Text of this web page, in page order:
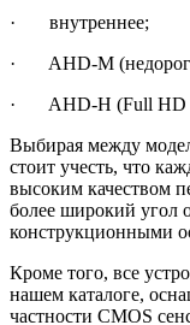
· внутреннее;
· AHD-M
· AHD-H (Full HD с
Выбирая между
стоит учесть, что
высоким качеством
более широкий угол
конструкционными
Кроме того, все
нашем каталоге,
частности CMOS